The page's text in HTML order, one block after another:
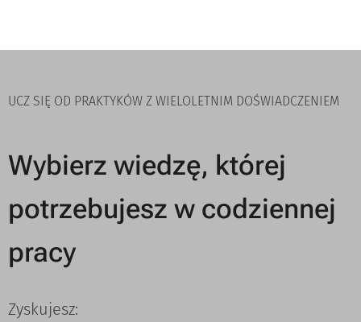
UCZ SIĘ OD PRAKTYKÓW Z WIELOLETNIM DOŚWIADCZENIEM
Wybierz wiedzę, której
potrzebujesz w codziennej
pracy
Zyskujesz: